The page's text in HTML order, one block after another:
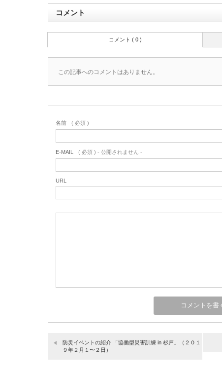
コメント
コメント ( 0 )
この記事へのコメントはありません。
名前 ( 必須 )
E-MAIL ( 必須 ) - 公開されません -
URL
防災イベントの紹介 「協働型災害訓練 in 杉戸」（２０１
９年２月１〜２日）